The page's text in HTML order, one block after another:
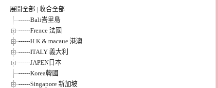
展開全部 | 收合全部
------Bali峇里島
------Frence 法國
------H.K & macaue 港澳
------ITALY 義大利
------JAPEN日本
------Korea韓國
------Singapore 新加坡